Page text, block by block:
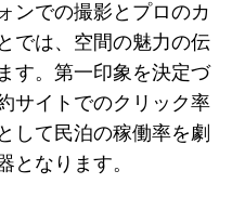
ンでの撮影とプロのカ
では、空間の魅力の伝
す。第一印象を決定づ
サイトでのクリック率
して民泊の稼働率を劇
となります。